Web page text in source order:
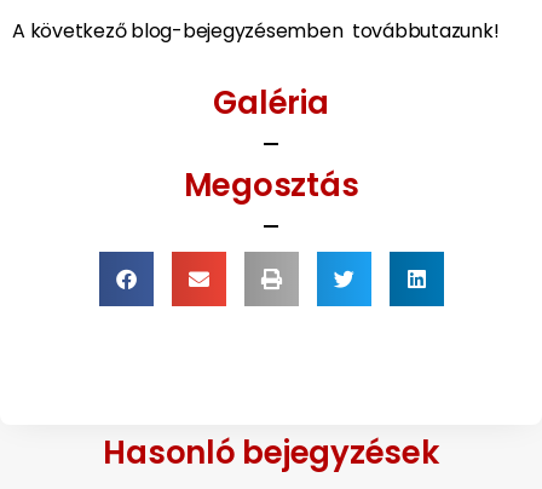
A következő blog-bejegyzésemben továbbutazunk!
Galéria
Megosztás
Hasonló bejegyzések